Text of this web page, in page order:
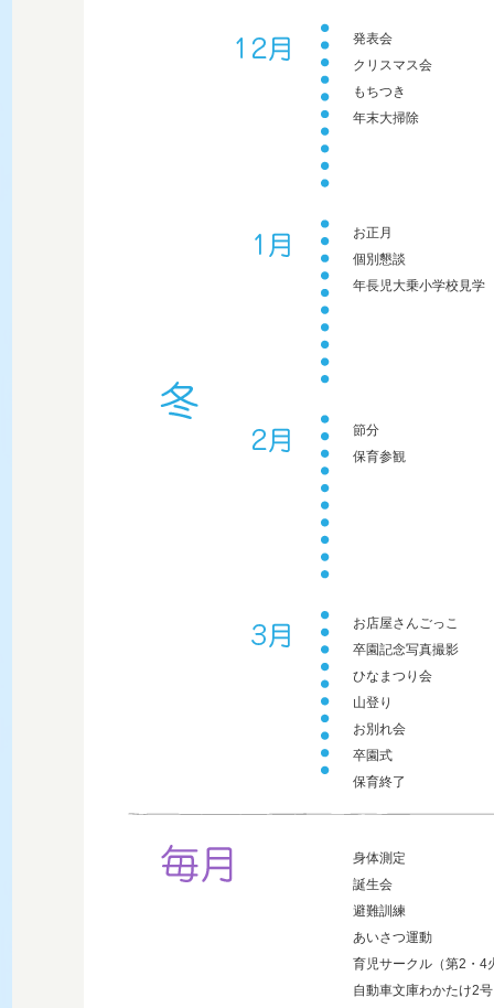
発表会
クリスマス会
もちつき
年末大掃除
お正月
個別懇談
年長児大乗小学校見学
節分
保育参観
お店屋さんごっこ
卒園記念写真撮影
ひなまつり会
山登り
お別れ会
卒園式
保育終了
身体測定
誕生会
避難訓練
あいさつ運動
育児サークル（第2・4
自動車文庫わかたけ2号